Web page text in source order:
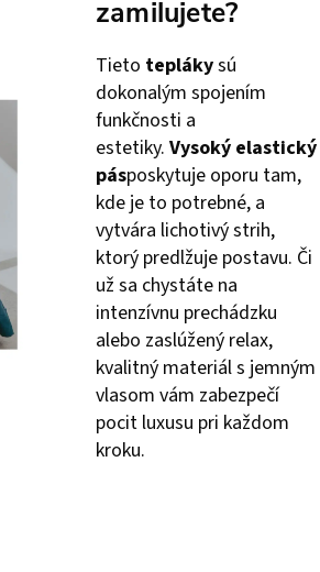
zamilujete?
Tieto teplákysú
dokonalým spojením
funkčnosti a
estetiky. Vysoký elastický
pásposkytuje oporu tam,
kde je to potrebné, a
vytvára lichotivý strih,
ktorý predlžuje postavu. Či
už sa chystáte na
intenzívnu prechádzku
alebo zaslúžený relax,
kvalitný materiál s jemným
vlasom vám zabezpečí
pocit luxusu pri každom
kroku.